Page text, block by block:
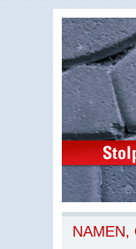
NAMEN,